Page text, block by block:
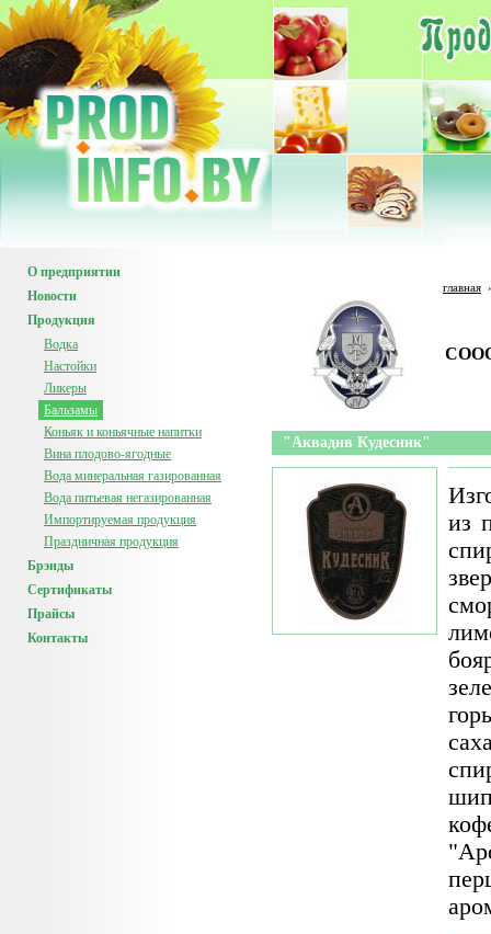
О предприятии
Новости
Продукция
Водка
Настойки
Ликеры
Бальзамы
Коньяк и коньячные напитки
Вина плодово-ягодные
Вода минеральная газированная
Вода питьевая негазированная
Импортируемая продукция
Праздничная продукция
Брэнды
Сертификаты
Прайсы
Контакты
главная
СООО
"Аквадив Кудесник"
из